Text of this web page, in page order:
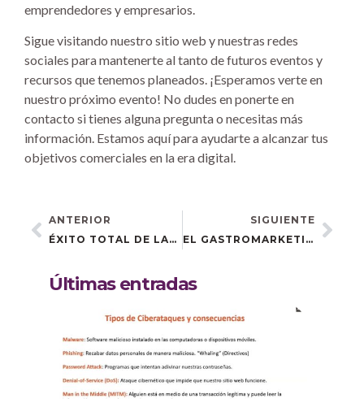
emprendedores y empresarios.
Sigue visitando nuestro sitio web y nuestras redes
sociales para mantenerte al tanto de futuros eventos y
recursos que tenemos planeados. ¡Esperamos verte en
nuestro próximo evento! No dudes en ponerte en
contacto si tienes alguna pregunta o necesitas más
información. Estamos aquí para ayudarte a alcanzar tus
objetivos comerciales en la era digital.
ANTERIOR
ÉXITO TOTAL DE LAS JORNADAS DE REDES SOCIALES EN TREBUJENA
SIGUIENTE
EL GASTROMARKETING LLEGA A EL BOSQUE CON GRAN ÉXITO
Últimas entradas